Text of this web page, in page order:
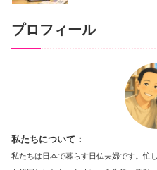
プロフィール
私たちについて：
私たちは日本で暮らす日仏夫婦です。忙